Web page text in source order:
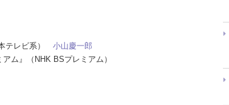
テレビ系） 小山慶一郎
ム』（NHK BSプレミアム）